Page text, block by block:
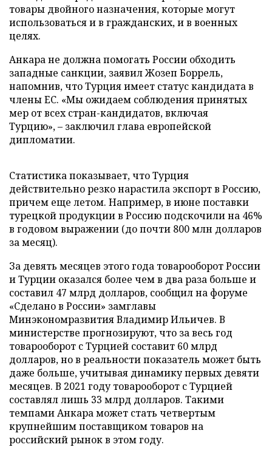
товары двойного назначения, которые могут
использоваться и в гражданских, и в военных
целях.
Анкара не должна помогать России обходить
западные санкции, заявил Жозеп Боррель,
напомнив, что Турция имеет статус кандидата в
члены ЕС. «Мы ожидаем соблюдения принятых
мер от всех стран-кандидатов, включая
Турцию», – заключил глава европейской
дипломатии.
Статистика показывает, что Турция
действительно резко нарастила экспорт в Россию,
причем еще летом. Например, в июне поставки
турецкой продукции в Россию подскочили на 46%
в годовом выражении (до почти 800 млн долларов
за месяц).
За девять месяцев этого года товарооборот России
и Турции оказался более чем в два раза больше и
составил 47 млрд долларов, сообщил на форуме
«Сделано в России» замглавы
Минэкономразвития Владимир Ильичев. В
министерстве прогнозируют, что за весь год
товарооборот с Турцией составит 60 млрд
долларов, но в реальности показатель может быть
даже больше, учитывая динамику первых девяти
месяцев. В 2021 году товарооборот с Турцией
составлял лишь 33 млрд долларов. Такими
темпами Анкара может стать четвертым
крупнейшим поставщиком товаров на
российский рынок в этом году.